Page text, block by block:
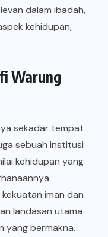
dalam ibadah,
kehidupan,
Warung
sekadar tempat
sebuah institusi
kehidupan yang
iman dan
landasan utama
yang bermakna.